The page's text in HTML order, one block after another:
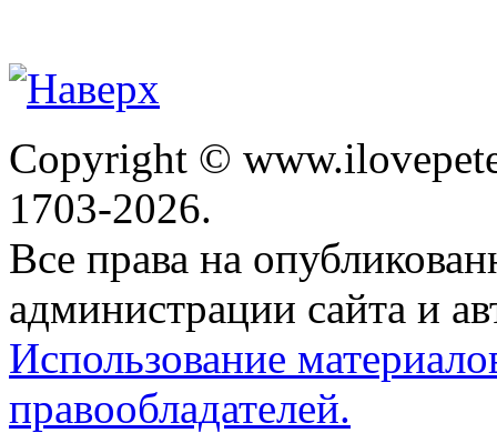
Copyright ©
1703-2026.
Все права на
администрации сайта и
Использование
правообладателей.